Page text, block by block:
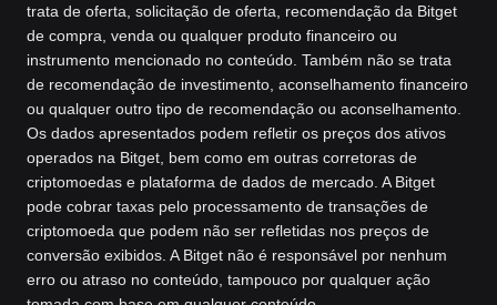
trata de oferta, solicitação de oferta, recomendação da Bitget
de compra, venda ou qualquer produto financeiro ou
instrumento mencionado no conteúdo. Também não se trata
de recomendação de investimento, aconselhamento financeiro
ou qualquer outro tipo de recomendação ou aconselhamento.
Os dados apresentados podem refletir os preços dos ativos
operados na Bitget, bem como em outras corretoras de
criptomoedas e plataforma de dados de mercado. A Bitget
pode cobrar taxas pelo processamento de transações de
criptomoeda que podem não ser refletidas nos preços de
conversão exibidos. A Bitget não é responsável por nenhum
erro ou atraso no conteúdo, tampouco por qualquer ação